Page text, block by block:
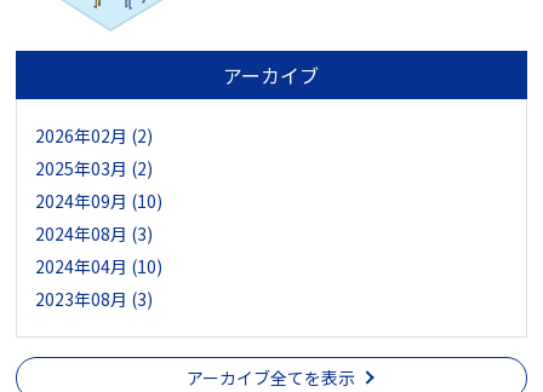
アーカイブ
2026年02月 (2)
2025年03月 (2)
2024年09月 (10)
2024年08月 (3)
2024年04月 (10)
2023年08月 (3)
アーカイブ全てを表示